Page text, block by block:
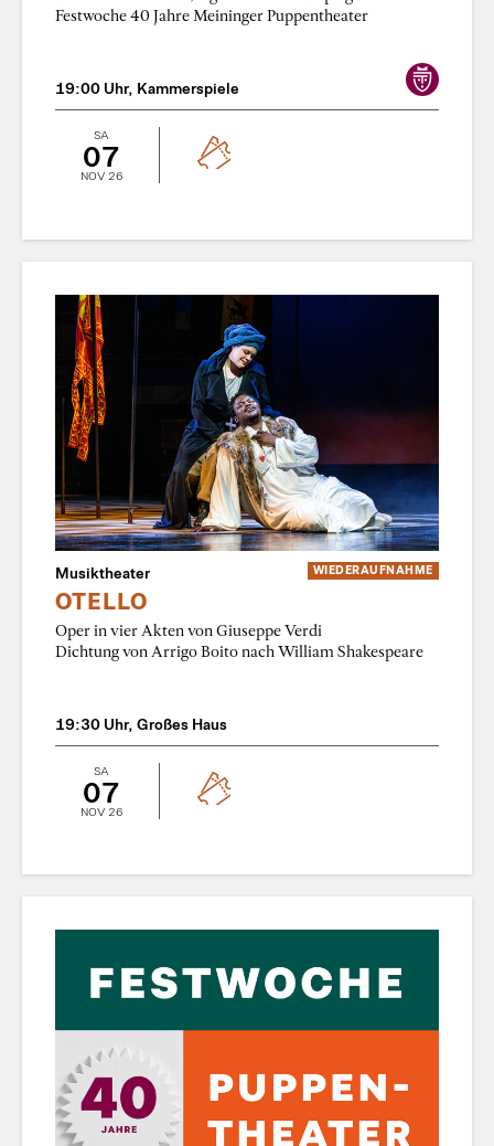
Festwoche 40 Jahre Meininger Puppentheater
19:00 Uhr, Kammerspiele
SA
07
NOV 26
WIEDER­AUFNAHME
Musiktheater
OTELLO
Oper in vier Akten von Giuseppe Verdi
Dichtung von Arrigo Boito nach William Shakespeare
19:30 Uhr, Großes Haus
SA
07
NOV 26